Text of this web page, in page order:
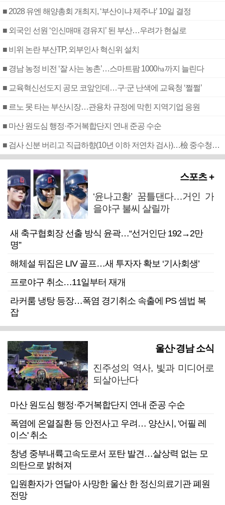
■ 2028 유엔 해양총회 개최지, ‘부산이냐 제주냐’ 10일 결정
■ 외국인 선원 ‘인신매매 경유지’ 된 부산…우려가 현실로
■ 비위 논란 부산TP, 외부인사 혁신위 설치
■ 경남 농정 비전 ‘잘 사는 농촌’…스마트팜 1000㏊까지 늘린다
■ 교육혁신선도지 공모 코앞인데…구·군 난색에 교육청 ‘쩔쩔’
■ 르노 못 타는 부산시장…관용차 규정에 막힌 지역기업 응원
■ 마산 원도심 행정·주거복합단지 연내 준공 수순
■ 검사 신분 버리고 직급하향(10년 이하 저연차 검사)…檢 중수청행 기피
스포츠 +
‘윤나고황’ 꿈틀댄다…거인 가
을야구 불씨 살릴까
새 축구협회장 선출 방식 윤곽…“선거인단 192→2만
명”
해체설 뒤집은 LIV 골프…새 투자자 확보 ‘기사회생’
프로야구 취소…11일부터 재개
라커룸 냉탕 등장…폭염 경기취소 속출에 PS 셈법 복
잡
울산·경남 소식
진주성의 역사, 빛과 미디어로
되살아난다
마산 원도심 행정·주거복합단지 연내 준공 수순
폭염에 온열질환 등 안전사고 우려… 양산시, '어필 레
이스' 취소
창녕 중부내륙고속도로서 포탄 발견…살상력 없는 모
의탄으로 밝혀져
입원환자가 연달아 사망한 울산 한 정신의료기관 폐원
전망